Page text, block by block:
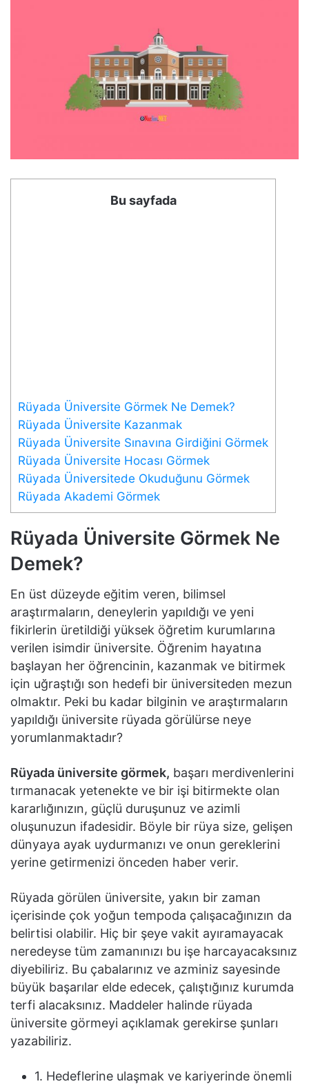
Bu sayfada
Rüyada Üniversite Görmek Ne Demek?
Rüyada Üniversite Kazanmak
Rüyada Üniversite Sınavına Girdiğini Görmek
Rüyada Üniversite Hocası Görmek
Rüyada Üniversitede Okuduğunu Görmek
Rüyada Akademi Görmek
Rüyada Üniversite Görmek Ne
Demek?
En üst düzeyde eğitim veren, bilimsel
araştırmaların, deneylerin yapıldığı ve yeni
fikirlerin üretildiği yüksek öğretim kurumlarına
verilen isimdir üniversite. Öğrenim hayatına
başlayan her öğrencinin, kazanmak ve bitirmek
için uğraştığı son hedefi bir üniversiteden mezun
olmaktır. Peki bu kadar bilginin ve araştırmaların
yapıldığı üniversite rüyada görülürse neye
yorumlanmaktadır?
Rüyada üniversite görmek, başarı merdivenlerini
tırmanacak yetenekte ve bir işi bitirmekte olan
kararlığınızın, güçlü duruşunuz ve azimli
oluşunuzun ifadesidir. Böyle bir rüya size, gelişen
dünyaya ayak uydurmanızı ve onun gereklerini
yerine getirmenizi önceden haber verir.
Rüyada görülen üniversite, yakın bir zaman
içerisinde çok yoğun tempoda çalışacağınızın da
belirtisi olabilir. Hiç bir şeye vakit ayıramayacak
neredeyse tüm zamanınızı bu işe harcayacaksınız
diyebiliriz. Bu çabalarınız ve azminiz sayesinde
büyük başarılar elde edecek, çalıştığınız kurumda
terfi alacaksınız. Maddeler halinde rüyada
üniversite görmeyi açıklamak gerekirse şunları
yazabiliriz.
1. Hedeflerine ulaşmak ve kariyerinde önemli